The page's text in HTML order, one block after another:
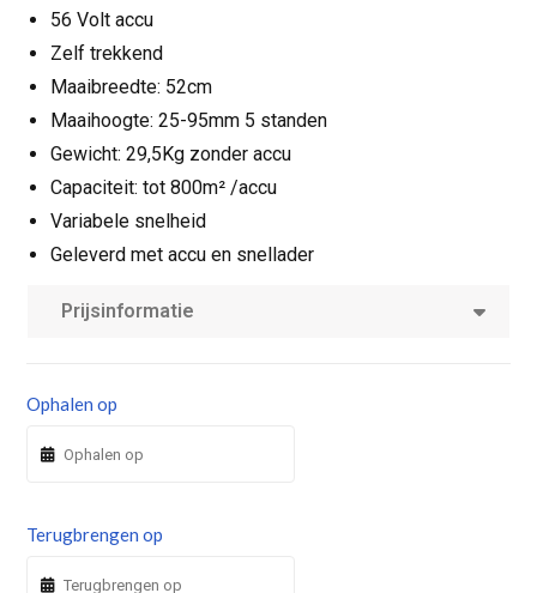
56 Volt accu
Zelf trekkend
Maaibreedte: 52cm
Maaihoogte: 25-95mm 5 standen
Gewicht: 29,5Kg zonder accu
Capaciteit: tot 800m² /accu
Variabele snelheid
Geleverd met accu en snellader
Prijsinformatie
Ophalen op
Terugbrengen op